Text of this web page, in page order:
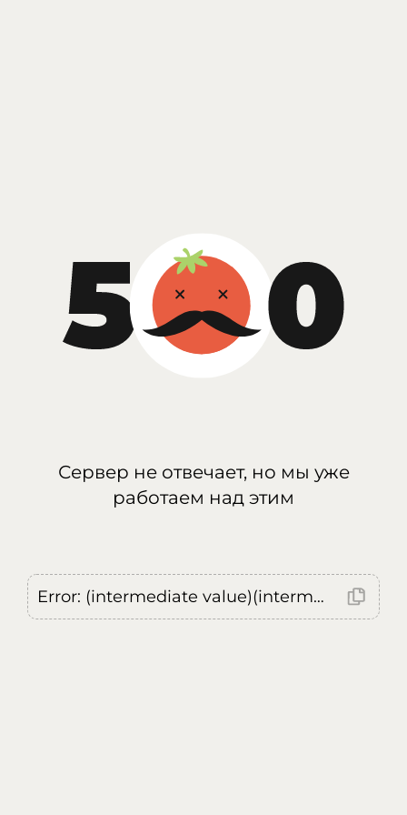
Сервер не отвечает, но мы уже
работаем над этим
Error: (intermediate value)(intermediate value)(intermediate value).replaceAll is not a function